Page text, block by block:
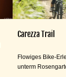
Carezza Trail
Flowiges Bike-
unterm